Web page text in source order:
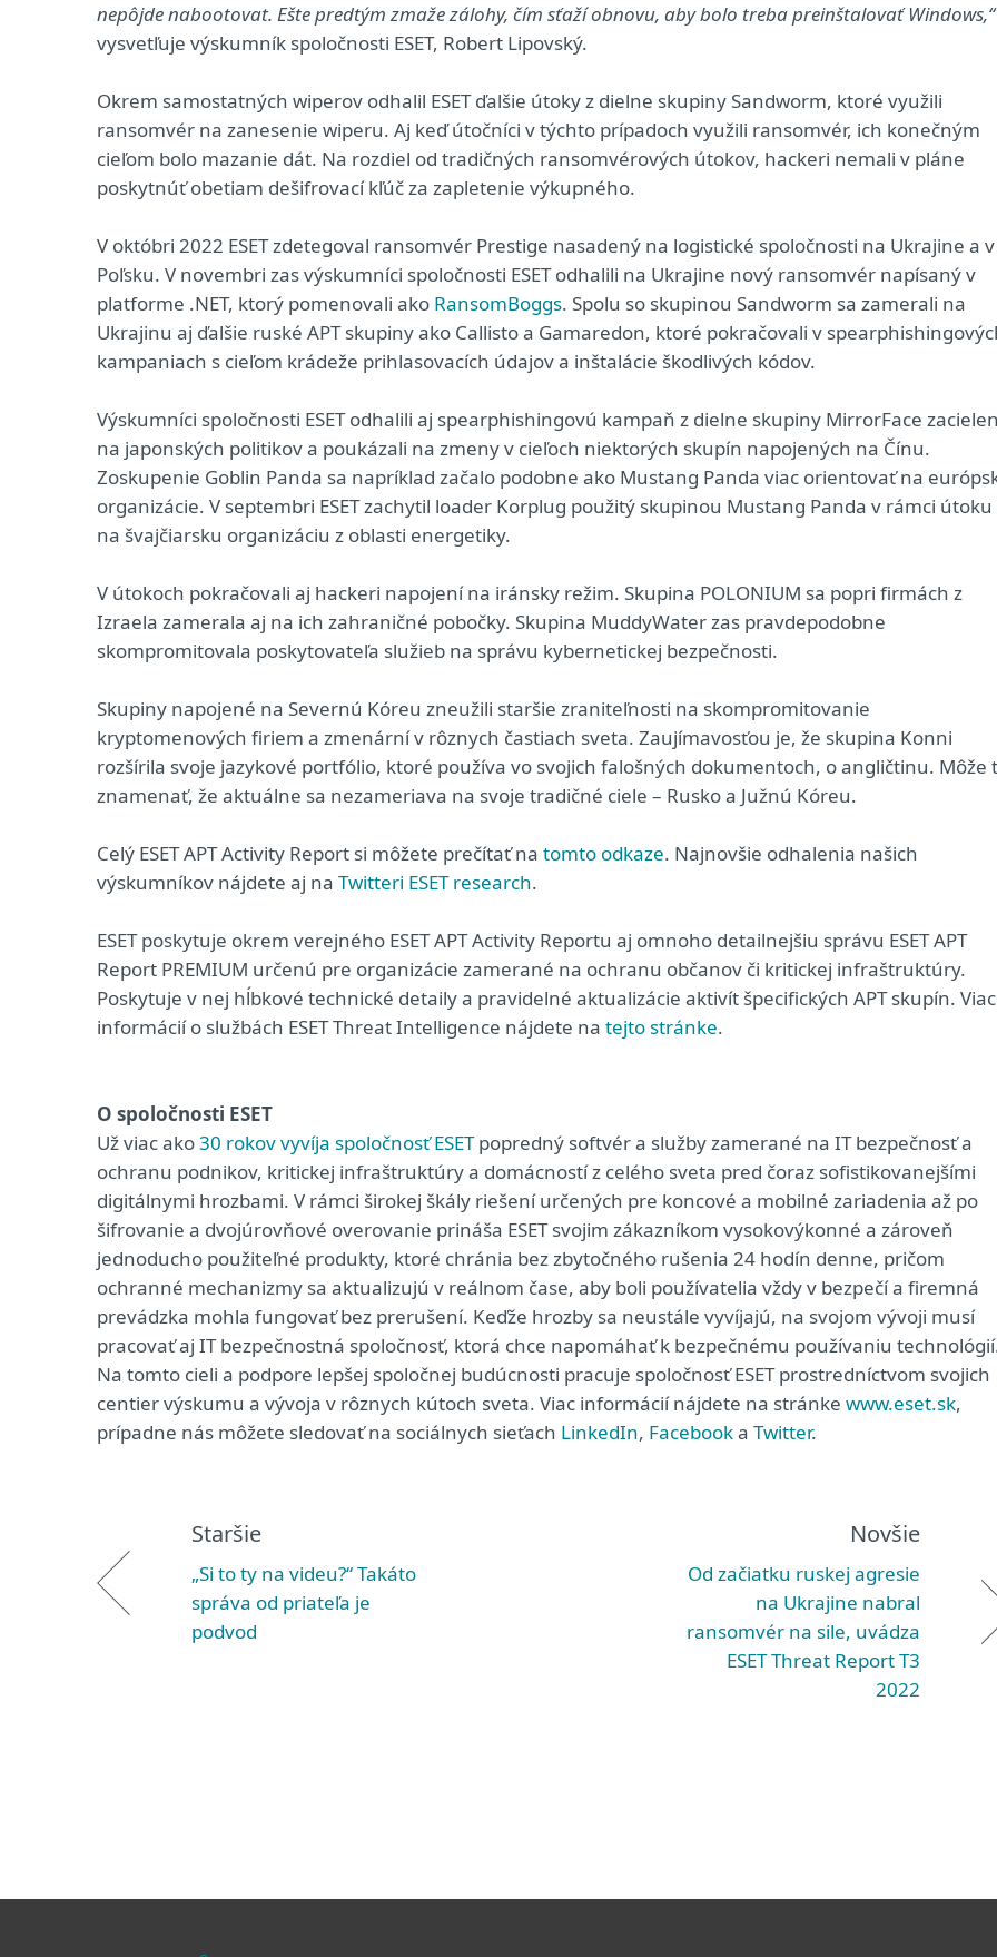
nepôjde nabootovat. Ešte predtým zmaže zálohy, čím sťaží obnovu, aby bolo treba preinštalovať Windows,“
vysvetľuje výskumník spoločnosti ESET, Robert Lipovský.
Okrem samostatných wiperov odhalil ESET ďalšie útoky z dielne skupiny Sandworm, ktoré využili
ransomvér na zanesenie wiperu. Aj keď útočníci v týchto prípadoch využili ransomvér, ich konečným
cieľom bolo mazanie dát. Na rozdiel od tradičných ransomvérových útokov, hackeri nemali v pláne
poskytnúť obetiam dešifrovací kľúč za zapletenie výkupného.
V októbri 2022 ESET zdetegoval ransomvér Prestige nasadený na logistické spoločnosti na Ukrajine a v
Poľsku. V novembri zas výskumníci spoločnosti ESET odhalili na Ukrajine nový ransomvér napísaný v
platforme .NET, ktorý pomenovali ako RansomBoggs. Spolu so skupinou Sandworm sa zamerali na
Ukrajinu aj ďalšie ruské APT skupiny ako Callisto a Gamaredon, ktoré pokračovali v
kampaniach s cieľom krádeže prihlasovacích údajov a inštalácie škodlivých kódov.
Výskumníci spoločnosti ESET odhalili aj spearphishingovú kampaň z dielne skupiny MirrorFace
na japonských politikov a poukázali na zmeny v cieľoch niektorých skupín napojených na Čínu.
Zoskupenie Goblin Panda sa napríklad začalo podobne ako Mustang Panda viac orientovať na
organizácie. V septembri ESET zachytil loader Korplug použitý skupinou Mustang Panda v rámci útoku
na švajčiarsku organizáciu z oblasti energetiky.
V útokoch pokračovali aj hackeri napojení na iránsky režim. Skupina POLONIUM sa popri firmách z
Izraela zamerala aj na ich zahraničné pobočky. Skupina MuddyWater zas pravdepodobne
skompromitovala poskytovateľa služieb na správu kybernetickej bezpečnosti.
Skupiny napojené na Severnú Kóreu zneužili staršie zraniteľnosti na skompromitovanie
kryptomenových firiem a zmenární v rôznych častiach sveta. Zaujímavosťou je, že skupina Konni
rozšírila svoje jazykové portfólio, ktoré používa vo svojich falošných dokumentoch, o angličtinu. Môže
znamenať, že aktuálne sa nezameriava na svoje tradičné ciele – Rusko a Južnú Kóreu.
Celý ESET APT Activity Report si môžete prečítať na tomto odkaze. Najnovšie odhalenia našich
výskumníkov nájdete aj na Twitteri ESET research.
ESET poskytuje okrem verejného ESET APT Activity Reportu aj omnoho detailnejšiu správu ESET APT
Report PREMIUM určenú pre organizácie zamerané na ochranu občanov či kritickej infraštruktúry.
Poskytuje v nej hĺbkové technické detaily a pravidelné aktualizácie aktivít špecifických APT skupín. Viac
informácií o službách ESET Threat Intelligence nájdete na tejto stránke.
O spoločnosti ESET
Už viac ako30 rokov vyvíja spoločnosť ESETpopredný softvér a služby zamerané na IT bezpečnosť a
ochranu podnikov, kritickej infraštruktúry a domácností z celého sveta pred čoraz sofistikovanejšími
digitálnymi hrozbami. V rámci širokej škály riešení určených pre koncové a mobilné zariadenia až po
šifrovanie a dvojúrovňové overovanie prináša ESET svojim zákazníkom vysokovýkonné a zároveň
jednoducho použiteľné produkty, ktoré chránia bez zbytočného rušenia 24 hodín denne, pričom
ochranné mechanizmy sa aktualizujú v reálnom čase, aby boli používatelia vždy v bezpečí a firemná
prevádzka mohla fungovať bez prerušení. Keďže hrozby sa neustále vyvíjajú, na svojom vývoji musí
pracovať aj IT bezpečnostná spoločnosť, ktorá chce napomáhať k bezpečnému používaniu
Na tomto cieli a podpore lepšej spoločnej budúcnosti pracuje spoločnosť ESET prostredníctvom svojich
centier výskumu a vývoja v rôznych kútoch sveta. Viac informácií nájdete na stránke www.eset.sk,
prípadne nás môžete sledovať na sociálnych sieťach LinkedIn, Facebooka Twitter.
Staršie
„Si to ty na videu?“ Takáto
správa od priateľa je
podvod
Novšie
Od začiatku ruskej agresie
na Ukrajine nabral
ransomvér na sile, uvádza
ESET Threat Report T3
2022